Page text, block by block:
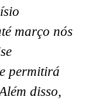
março nós
permitirá
disso,